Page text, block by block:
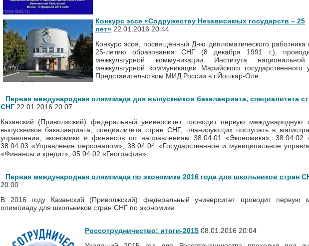
Конкурс эссе «Содружеству Независимых государств – 25
лет» 22.01.2016 20:44
Конкурс эссе, посвящённый Дню дипломатического
25-летию образования СНГ (8 декабря 1991 г.),
межкультурной коммуникации Института
межкультурной коммуникации Марийского государственного
Представительством МИД России в г.Йошкар-Оле.
Первая международная олимпиада для выпускников бакалавриата, специалитета
СНГ 22.01.2016 20:07
Казанский (Приволжский) федеральный университет проводит первую международную
выпускников бакалавриата, специалитета стран СНГ, планирующих поступать в
управления, экономики и финансов по направлениям 38.04.01 «Экономика», 38.04.02
38.04.03 «Управление персоналом», 38.04.04 «Государственное и муниципальное
«Финансы и кредит», 05.04.02 «География».
Первая международная олимпиада по экономике 2016 года для школьников стран
20:00
В 2016 году Казанский (Приволжский) федеральный университет проводит первую
олимпиаду для школьников стран СНГ по экономике.
Россотрудничество: итоги-2015 08.01.2016 20:04